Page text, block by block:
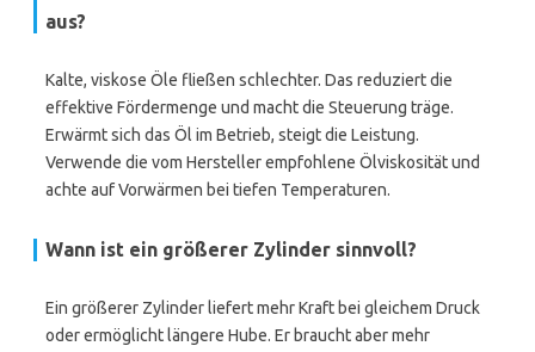
aus?
Kalte, viskose Öle fließen schlechter. Das reduziert die
effektive Fördermenge und macht die Steuerung träge.
Erwärmt sich das Öl im Betrieb, steigt die Leistung.
Verwende die vom Hersteller empfohlene Ölviskosität und
achte auf Vorwärmen bei tiefen Temperaturen.
Wann ist ein größerer Zylinder sinnvoll?
Ein größerer Zylinder liefert mehr Kraft bei gleichem Druck
oder ermöglicht längere Hube. Er braucht aber mehr